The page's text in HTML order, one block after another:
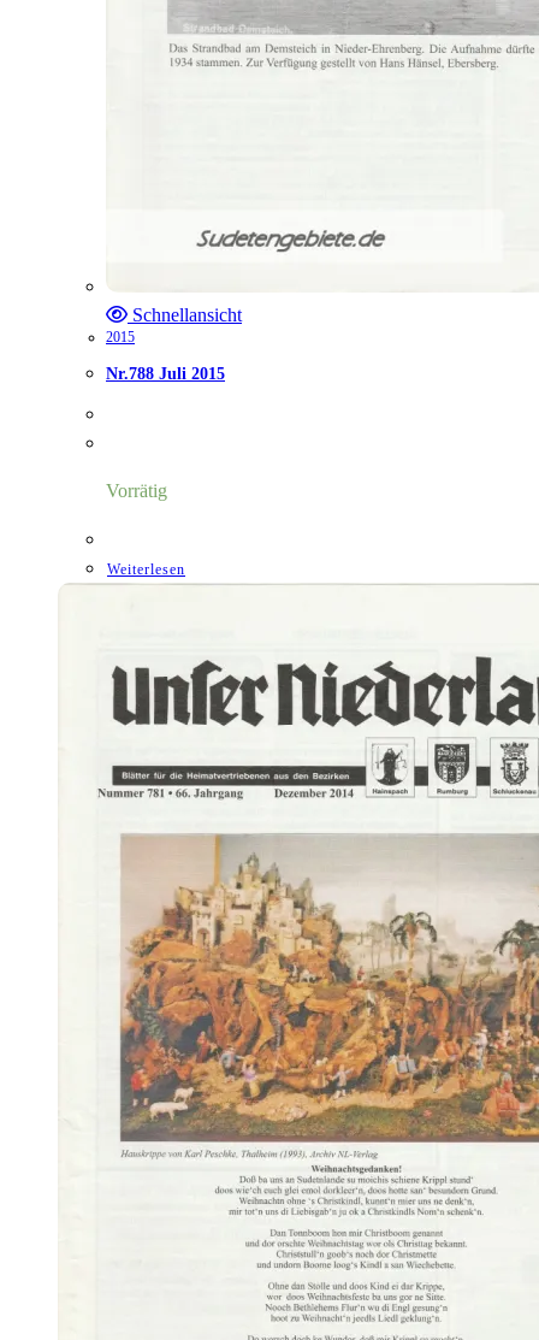
Schnellansicht
2015
Nr.788 Juli 2015
Vorrätig
Weiterlesen